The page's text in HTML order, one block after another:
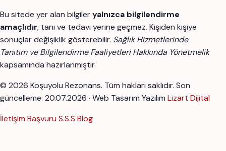
Bu sitede yer alan bilgileryalnızca bilgilendirme
amaçlıdır; tanı ve tedavi yerine geçmez. Kişiden kişiye
sonuçlar değişiklik gösterebilir. Sağlık Hizmetlerinde
Tanıtım ve Bilgilendirme Faaliyetleri Hakkında Yönetmelik
kapsamında hazırlanmıştır.
© 2026 Koşuyolu Rezonans. Tüm hakları saklıdır. Son
güncelleme: 20.07.2026 · Web Tasarım Yazılım Lizart Dijital
İletişim Başvuru S.S.S Blog